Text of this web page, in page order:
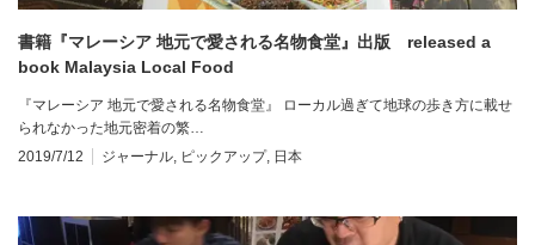
書籍『マレーシア 地元で愛される名物食堂』出版 released a
book Malaysia Local Food
『マレーシア 地元で愛される名物食堂』 ローカル過ぎて地球の歩き方に載せ
られなかった地元密着の繁…
2019/7/12
ジャーナル ピックアップ, 日本